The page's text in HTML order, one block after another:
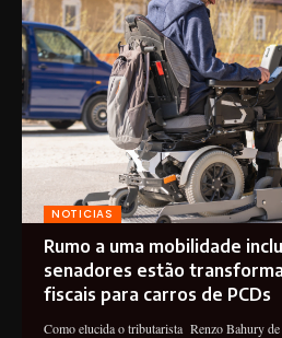
NOTICIAS
Rumo a uma mobilidade
senadores estão
fiscais para carros de PCDs
Como elucida o tributarista Renzo Bahury